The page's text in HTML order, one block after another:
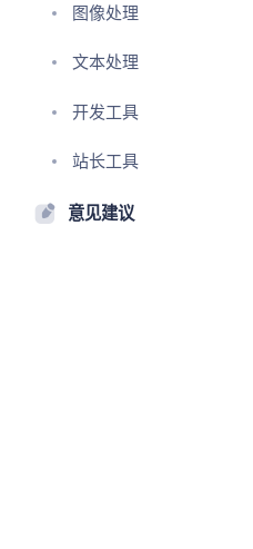
图像处理
文本处理
开发工具
站长工具
意见建议